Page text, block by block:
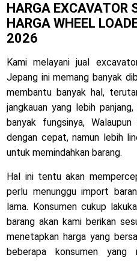
HARGA EXCAVATOR
HARGA WHEEL
2026
Kami melayani jual
Jepang ini memang banyak
membantu banyak hal,
jangkauan yang lebih
banyak fungsinya,
dengan cepat, namun lebih
untuk memindahkan barang.
Hal ini tentu akan
perlu menunggu import
lama. Konsumen cukup
barang akan kami berikan
menetapkan harga yang
beberapa konsumen yang